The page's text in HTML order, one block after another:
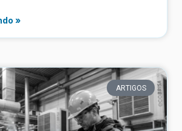
»
ARTIGOS